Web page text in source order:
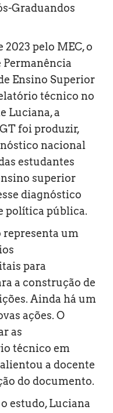
Graduandos
pelo MEC, o
Permanência
Ensino Superior
técnico no
Luciana, a
foi produzir,
nacional
estudantes
superior
diagnóstico
política pública.
um
para
a construção de
Ainda há um
ações. O
as
técnico em
a docente
do documento.
estudo, Luciana